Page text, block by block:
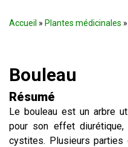
Accueil » Plantes médicinales
Bouleau
Résumé
Le bouleau est un arbre
pour son effet diurétique,
cystites. Plusieurs parties